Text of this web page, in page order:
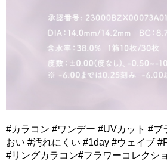
#カラコン #ワンデー #UVカット #ブ
おい #汚れにくい #1day #ウェイブ
#リングカラコン#フラワーコレクシ